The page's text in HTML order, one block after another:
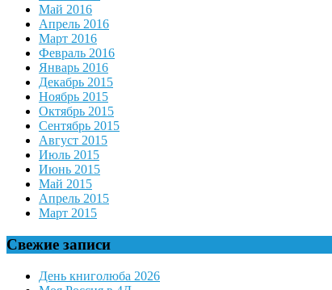
Май 2016
Апрель 2016
Март 2016
Февраль 2016
Январь 2016
Декабрь 2015
Ноябрь 2015
Октябрь 2015
Сентябрь 2015
Август 2015
Июль 2015
Июнь 2015
Май 2015
Апрель 2015
Март 2015
Свежие записи
День книголюба 2026